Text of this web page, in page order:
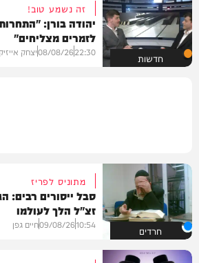
חדשות
זה נשמע טוב!
יהודה בורן:
לזמרים מצליחים"
22:30
08/08/26יצחק
חרדים
מתוניס לפריז
סבל ייסורים רבים:
זצ"ל הלך לעולמו
10:54
09/08/26חיים גפן